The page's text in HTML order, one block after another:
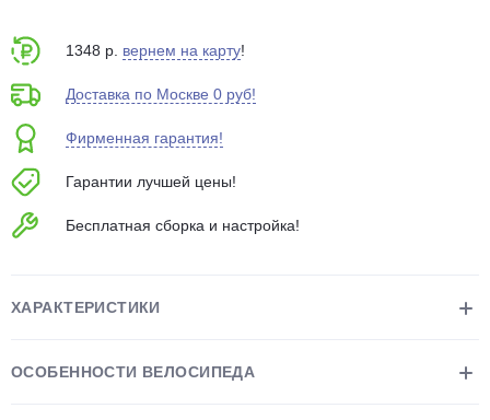
1348 р. вернем на карту!
Доставка по Москве 0 руб!
Фирменная гарантия!
Гарантии лучшей цены!
Бесплатная сборка и настройка!
ХАРАКТЕРИСТИКИ
ОСОБЕННОСТИ ВЕЛОСИПЕДА
Подробнее
недели